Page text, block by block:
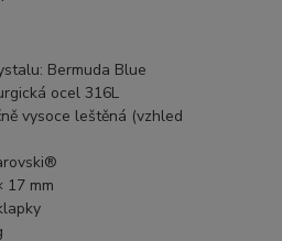
Bermuda Blue
ocel 316L
vysoce leštěná (vzhled
17 mm